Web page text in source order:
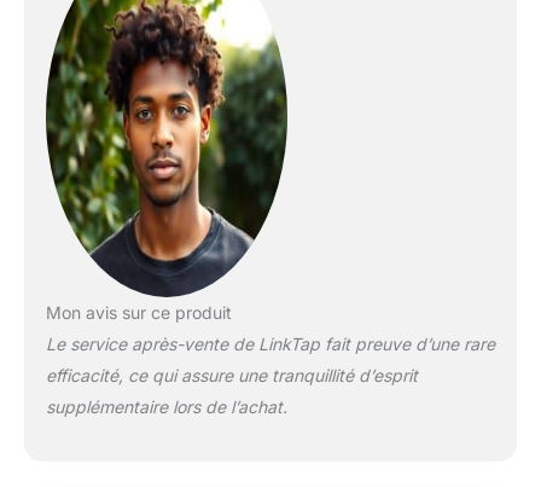
Le poids réduit de
l'unité de valve
minimise la charge
sur le col d'entrée,
réduisant ainsi le
risque de fuite et de
glissement même
après des années
d'utilisation Accès
jardin difficiles
d'accès, le contrôleur
de valve sans fil
séparé assure un
Mon avis sur ce produit
Le service après-vente de LinkTap fait preuve d’une rare
efficacité, ce qui assure une tranquillité d’esprit
supplémentaire lors de l’achat.